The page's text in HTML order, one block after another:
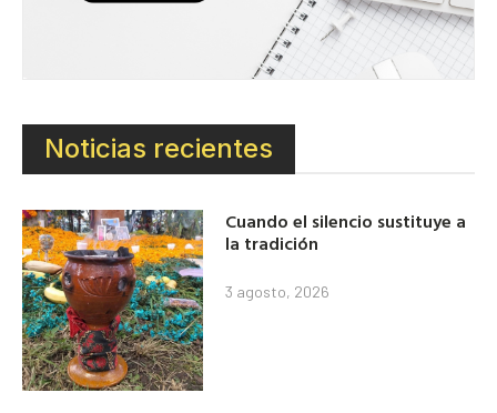
Noticias recientes
Cuando el silencio sustituye a
la tradición
3 agosto, 2026